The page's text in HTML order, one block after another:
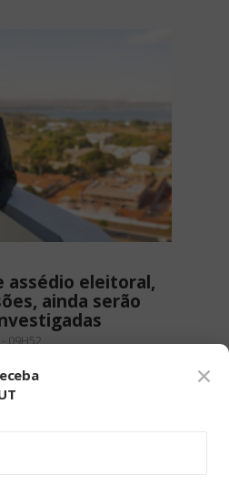
assédio eleitoral,
ainda serão
09H52